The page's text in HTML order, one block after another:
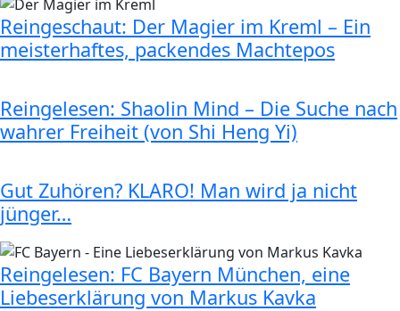
Reingeschaut: Der Magier im Kreml – Ein
meisterhaftes, packendes Machtepos
Reingelesen: Shaolin Mind – Die Suche nach
wahrer Freiheit (von Shi Heng Yi)
Gut Zuhören? KLARO! Man wird ja nicht
jünger…
Reingelesen: FC Bayern München, eine
Liebeserklärung von Markus Kavka